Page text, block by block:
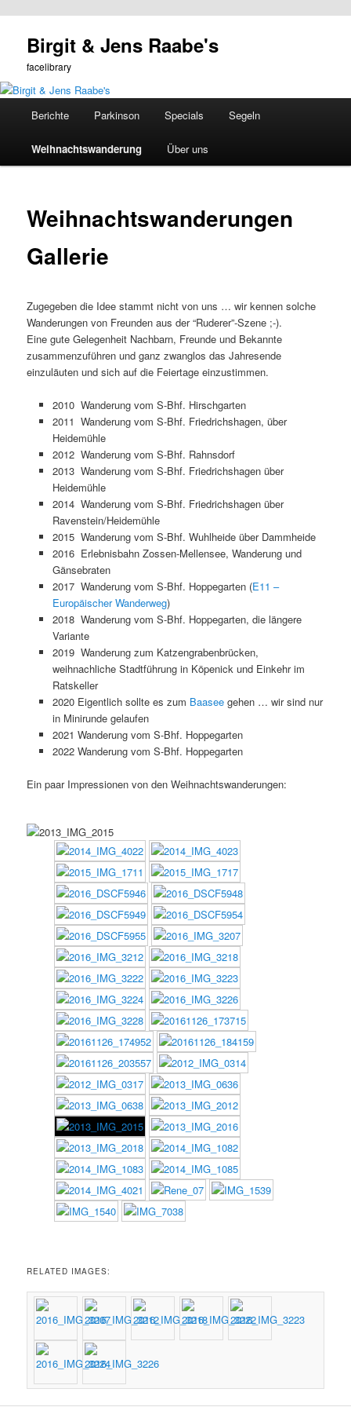
primären
springen
Birgit & Jens Raabe's
facelibrary
Berichte Parkinson Specials Segeln
Weihnachtswanderung Über uns
Weihnachtswanderungen
Gallerie
Zugegeben die Idee stammt nicht von uns … wir kennen solche
Wanderungen von Freunden aus der “Ruderer”-Szene ;-).
Eine gute Gelegenheit Nachbarn, Freunde und Bekannte
zusammenzuführen und ganz zwanglos das Jahresende
einzuläuten und sich auf die Feiertage einzustimmen.
2010 Wanderung vom S-Bhf. Hirschgarten
2011 Wanderung vom S-Bhf. Friedrichshagen, über
Heidemühle
2012 Wanderung vom S-Bhf. Rahnsdorf
2013 Wanderung vom S-Bhf. Friedrichshagen über
Heidemühle
2014 Wanderung vom S-Bhf. Friedrichshagen über
Ravenstein/Heidemühle
2015 Wanderung vom S-Bhf. Wuhlheide über Dammheide
2016 Erlebnisbahn Zossen-Mellensee, Wanderung und
Gänsebraten
2017 Wanderung vom S-Bhf. Hoppegarten (E11 –
Europäischer Wanderweg)
2018 Wanderung vom S-Bhf. Hoppegarten, die längere
Variante
2019 Wanderung zum Katzengrabenbrücken,
weihnachliche Stadtführung in Köpenick und Einkehr im
Ratskeller
2020 Eigentlich sollte es zum Baaseegehen … wir sind nur
in Minirunde gelaufen
2021 Wanderung vom S-Bhf. Hoppegarten
2022 Wanderung vom S-Bhf. Hoppegarten
Ein paar Impressionen von den Weihnachtswanderungen:
RELATED IMAGES: